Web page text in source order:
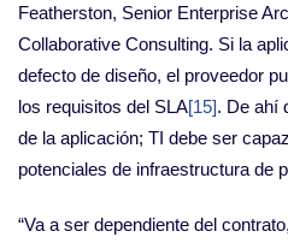
Featherston, Senior Enterprise
Collaborative Consulting. Si la
defecto de diseño, el proveedor
los requisitos del SLA[15]. De ahí
de la aplicación; TI debe ser
potenciales de infraestructura de
“Va a ser dependiente del